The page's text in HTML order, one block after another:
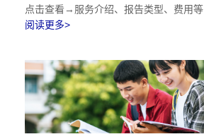
点击查看→服务介绍、报告类型、费用等
阅读更多>